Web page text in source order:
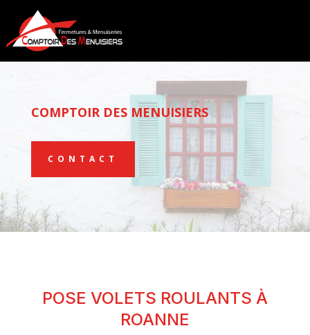
COMPTOIR DES MENUISIERS
CONTACT
POSE VOLETS ROULANTS À
ROANNE